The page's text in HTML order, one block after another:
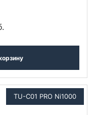
TU-C01 PRO Ni1000